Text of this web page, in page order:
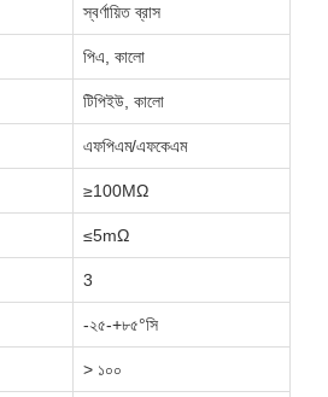
স্বর্ণায়িত ব্রাস
পিএ, কালো
টিপিইউ, কালো
এফপিএম/এফকেএম
≥100MΩ
≤5mΩ
3
-২৫-+৮৫°সি
> ১০০